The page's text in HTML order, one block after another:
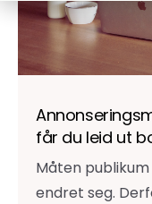
får du leid ut
Måten
endret seg.